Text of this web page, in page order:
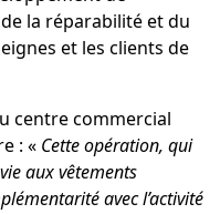
la réparabilité et du
et les clients de
centre commercial
: « Cette opération, qui
aux vêtements
avec l’activité